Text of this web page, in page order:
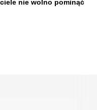
nie wolno pominąć